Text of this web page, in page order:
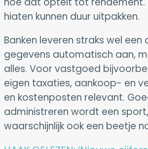
hiaten kunnen duur uitpakken.
Banken leveren straks wel een
gegevens automatisch aan,
alles. Voor vastgoed
eigen taxaties, aankoop- en
en kostenposten relevant.
administreren wordt een
waarschijnlijk ook een beetje